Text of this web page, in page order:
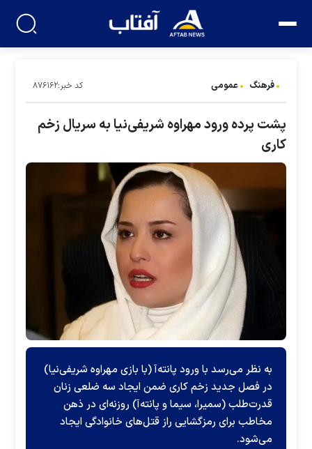
فرهنگ عمومی کد خبر:۸۷۶۱۶۲
پشت پرده ورود مهراوه شریفی‌نیا به سریال زخم
کاری
به نظر می‌رسد با ورود پانته‌آ (با بازی مهراوه شریفی‌نیا)
در فصل جدید زخم کاری ضمن ایجاد سه ضلعی زنان
قدرت‌طلب (سمیرا، سیما و پانته‌آ) روزنه‌ای در ذهن
مخاطب برای رمزگشایی راز قتل‌های خانوادگی ایجاد
می‌شود.